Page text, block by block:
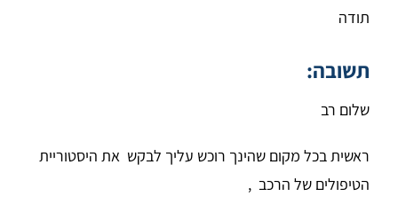
תודה
תשובה:
שלום רב
ראשית בכל מקום שהינך רוכש עליך לבקש את היסטוריית
הטיפולים של הרכב ,